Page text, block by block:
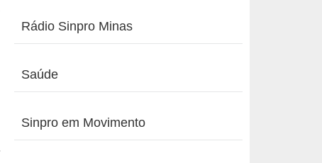
Rádio Sinpro Minas
Saúde
Sinpro em Movimento